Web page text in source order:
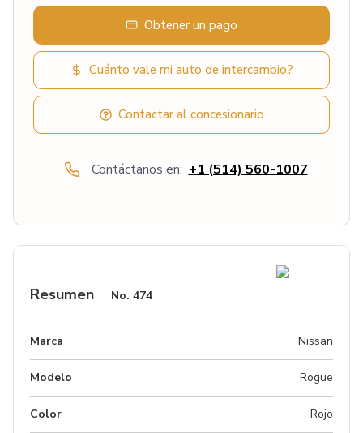
Obtener un pago
Cuánto vale mi auto de intercambio?
Contactar al concesionario
Contáctanos en: +1 (514) 560-1007
Resumen No. 474
Marca Nissan
Modelo Rogue
Color Rojo